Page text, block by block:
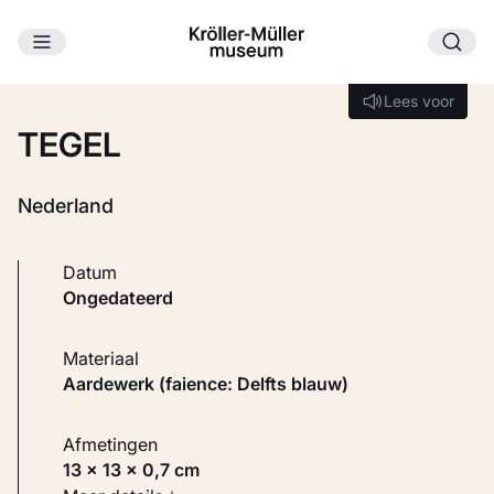
Ga naar hoofdinhoud
Lees voor
Lees voor
TEGEL
Nederland
Datum
ongedateerd
Materiaal
Aardewerk (faience: Delfts blauw)
Afmetingen
13 × 13 × 0,7 cm